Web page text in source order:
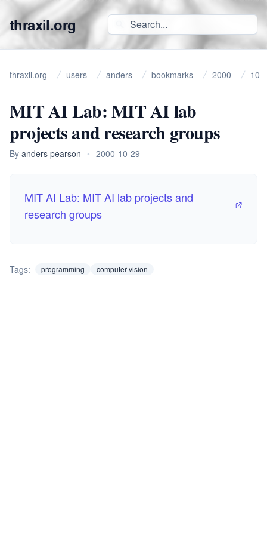
thraxil.org
thraxil.org users anders bookmarks 2000 10
MIT AI Lab: MIT AI lab
projects and research groups
By anders pearson • 2000-10-29
MIT AI Lab: MIT AI lab projects and
research groups
Tags: programming computer vision